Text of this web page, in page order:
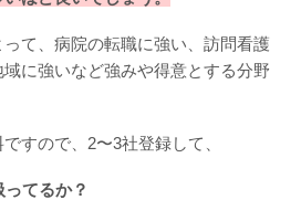
て、病院の転職に強い、訪問看護
に強いなど強みや得意とする分野
すので、2〜3社登録して、
てるか？